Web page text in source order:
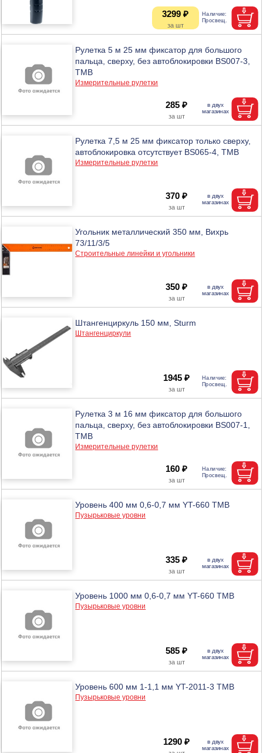
3299 ₽
Рулетка 5 м 25 мм фиксатор для большого
пальца, сверху, без автоблокировки BS007-3,
ТМВ
Измерительные рулетки
285 ₽
Рулетка 7,5 м 25 мм фиксатор только сверху,
автоблокировка отсутствует BS065-4, ТМВ
Измерительные рулетки
370 ₽
Угольник металлический 350 мм, Вихрь
73/11/3/5
Строительные линейки и угольники
350 ₽
Штангенциркуль 150 мм, Sturm
Штангенциркули
1945 ₽
Рулетка 3 м 16 мм фиксатор для большого
пальца, сверху, без автоблокировки BS007-1,
ТМВ
Измерительные рулетки
160 ₽
Уровень 400 мм 0,6-0,7 мм YT-660 ТМВ
Пузырьковые уровни
335 ₽
Уровень 1000 мм 0,6-0,7 мм YT-660 ТМВ
Пузырьковые уровни
585 ₽
Уровень 600 мм 1-1,1 мм YT-2011-3 ТМВ
Пузырьковые уровни
1290 ₽